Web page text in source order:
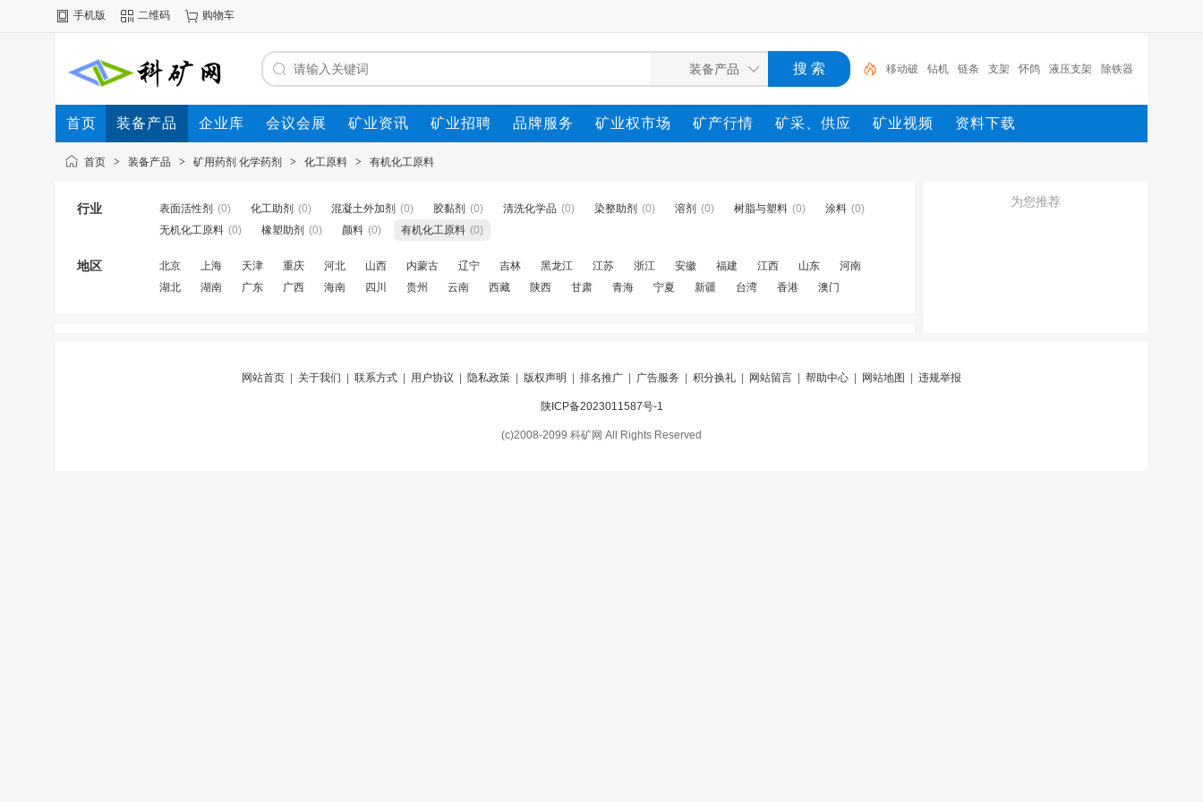
手机版 二维码 购物车
移动破 钻机 链条 支架 怀鸽 液压支架 除铁器
锚杆 电机 矿 移动破
首页 装备产品 企业库 会议会展 矿业资讯 矿业招聘 品牌服务 矿业权市场 矿产行情 矿采、供应 矿业视频 资料下载
首页 > 装备产品 > 矿用药剂 化学药剂 > 化工原料 > 有机化工原料
行业 表面活性剂 (0) 化工助剂 (0) 混凝土外加剂 (0) 胶黏剂 (0) 清洗化学品 (0) 染整助剂 (0) 溶剂 (0) 树脂与塑料 (0) 涂料 (0)
无机化工原料 (0) 橡塑助剂 (0) 颜料 (0) 有机化工原料 (0)
地区 北京 上海 天津 重庆 河北 山西 内蒙古 辽宁 吉林 黑龙江 江苏 浙江 安徽 福建 江西 山东
河南
湖北
湖南 广东 广西 海南 四川 贵州 云南 西藏 陕西 甘肃 青海 宁夏 新疆 台湾 香港 澳门
为您推荐
网站首页 关于我们 联系方式 用户协议 隐私政策 版权声明 排名推广 广告服务 积分换礼 网站留言 帮助中心 网站地图 违规举报
陕ICP备2023011587号-1
(c)2008-2099 科矿网 All Rights Reserved